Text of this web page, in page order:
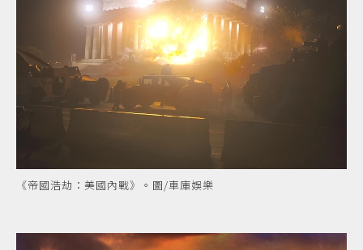
《帝國浩劫：美國內戰》。圖/車庫娛樂